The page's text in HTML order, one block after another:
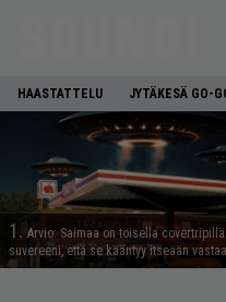
HAASTATTELU JYTÄKESÄ GO-
1. Arvio: Saimaa on toisella
suvereeni, että se kääntyy itseään